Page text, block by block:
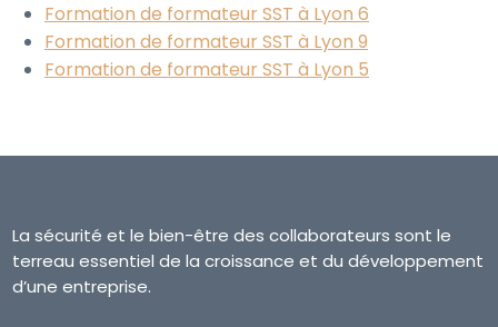
Formation de formateur SST à Lyon 6
Formation de formateur SST à Lyon 9
Formation de formateur SST à Lyon 5
La sécurité et le bien-être des collaborateurs sont le
terreau essentiel de la croissance et du développement
d’une entreprise.